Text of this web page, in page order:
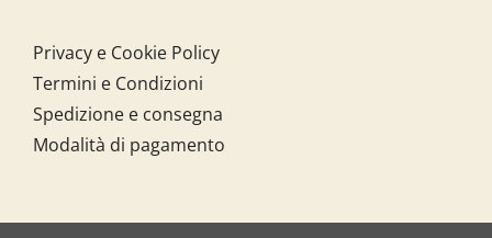
Privacy e Cookie Policy
Termini e Condizioni
Spedizione e consegna
Modalità di pagamento